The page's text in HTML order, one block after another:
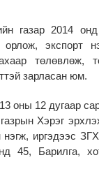
газар 2014
орлож, экспорт
төлөвлөж,
зарласан юм.
оны 12 дугаар
Хэрэг
нэгж, иргэдээс
45, Барилга,